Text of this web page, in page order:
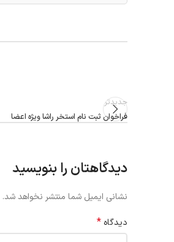
جدیدتر
فراخوان ثبت نام استخر راشا ویژه اعضا
دیدگاهتان را بنویسید
نشانی ایمیل شما منتشر نخواهد شد.
دیدگاه *